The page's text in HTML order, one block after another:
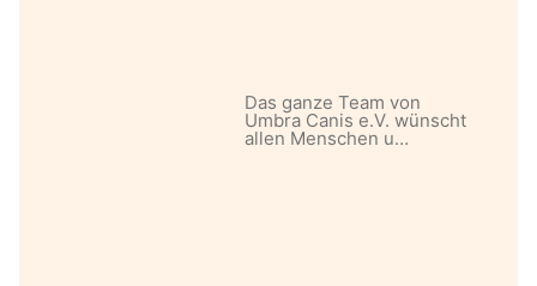
Das ganze Team von
Umbra Canis e.V. wünscht
allen Menschen u…